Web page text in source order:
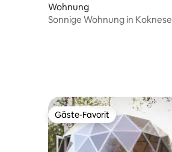
Wohnung
Sonnige Wohnung in Koknese
Gäste-Favorit
Gäste-Favorit